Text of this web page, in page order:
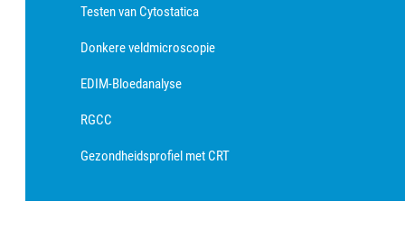
Testen van Cytostatica
Donkere veldmicroscopie
EDIM-Bloedanalyse
RGCC
Gezondheidsprofiel met CRT